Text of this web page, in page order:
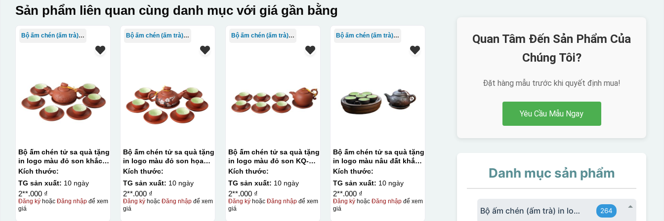
Sản phẩm liên quan cùng danh mục với giá gần bằng
Bộ ấm chén (ấm trà) in logo
Bộ ấm chén tử sa quà tặng
in logo màu đỏ son khắc
hoa 330ml KQ-ACTS02
Kích thước:
TG sản xuất: 10 ngày
2**.000 ₫
Đăng kýhoặc Đăng nhậpđể xem
giá
Bộ ấm chén (ấm trà) in logo
Bộ ấm chén tử sa quà tặng
in logo màu đỏ son họa
tiết hoa đào trắng 330ml
KQ-ACTS01
Kích thước:
TG sản xuất: 10 ngày
2**.000 ₫
Đăng ký hoặcĐăng nhập để xem
giá
Bộ ấm chén (ấm trà) in logo
Bộ ấm chén tử sa quà tặng
in logo màu đỏ son KQ-
ACTS07
Kích thước:
TG sản xuất: 10 ngày
2**.000 ₫
Đăng kýhoặc Đăng nhậpđể xem
giá
Bộ ấm chén (ấm trà) in logo
Bộ ấm chén tử sa quà tặng
in logo màu nâu đất khắc
hoa 200ml KQ-ACTS08
Kích thước:
TG sản xuất: 10 ngày
2**.000 ₫
Đăng ký hoặcĐăng nhập để xem
giá
Quan Tâm Đến Sản Phẩm Của
Chúng Tôi?
Đặt hàng mẫu trước khi quyết định mua!
Yêu Cầu Mẫu Ngay
Danh mục sản phẩm
Bộ ấm chén (ấm trà) in logo 264